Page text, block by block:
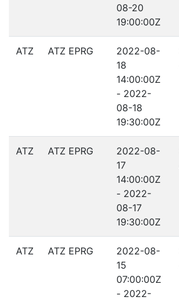
08-20
19:00:00Z
ATZ ATZ EPRG
2022-08-
18
14:00:00Z
- 2022-
08-18
19:30:00Z
ATZ ATZ EPRG
2022-08-
17
14:00:00Z
- 2022-
08-17
19:30:00Z
ATZ ATZ EPRG
2022-08-
15
07:00:00Z
- 2022-